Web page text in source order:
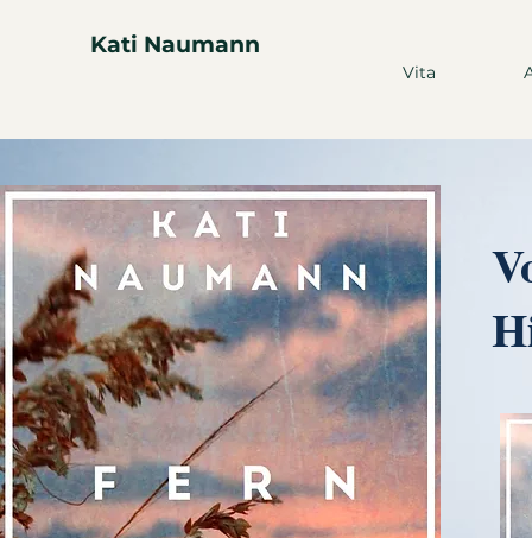
Kati Naumann
Vita